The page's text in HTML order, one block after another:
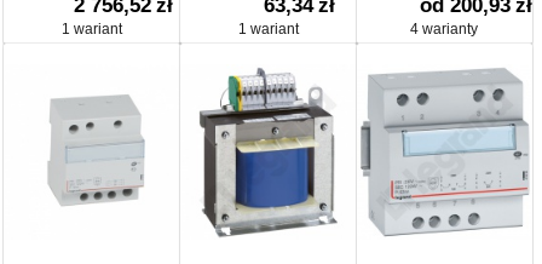
2 756,52 zł
1 wariant
63,34 zł
1 wariant
od 200,93 zł
4 warianty